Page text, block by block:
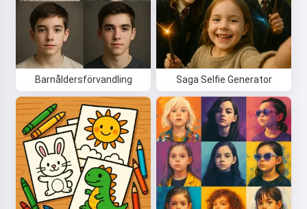
Barnåldersförvandling Saga Selfie Generator
Hej! Jag är Storiko 👋
Jag berättar magiska
godnattsagor för dina barn 🌟
Läs en saga
Genom att börja använda tjänsten accepterar du:
Användarvillkor,Integritetspolicy,Återbetalningspolicy